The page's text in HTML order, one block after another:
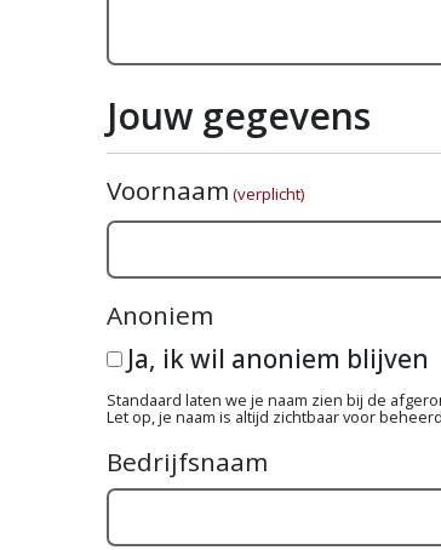
Jouw gegevens
Voornaam (verplicht)
Anoniem
Ja, ik wil anoniem blijven
Standaard laten we je naam zien bij de
Let op, je naam is altijd zichtbaar voor
Bedrijfsnaam